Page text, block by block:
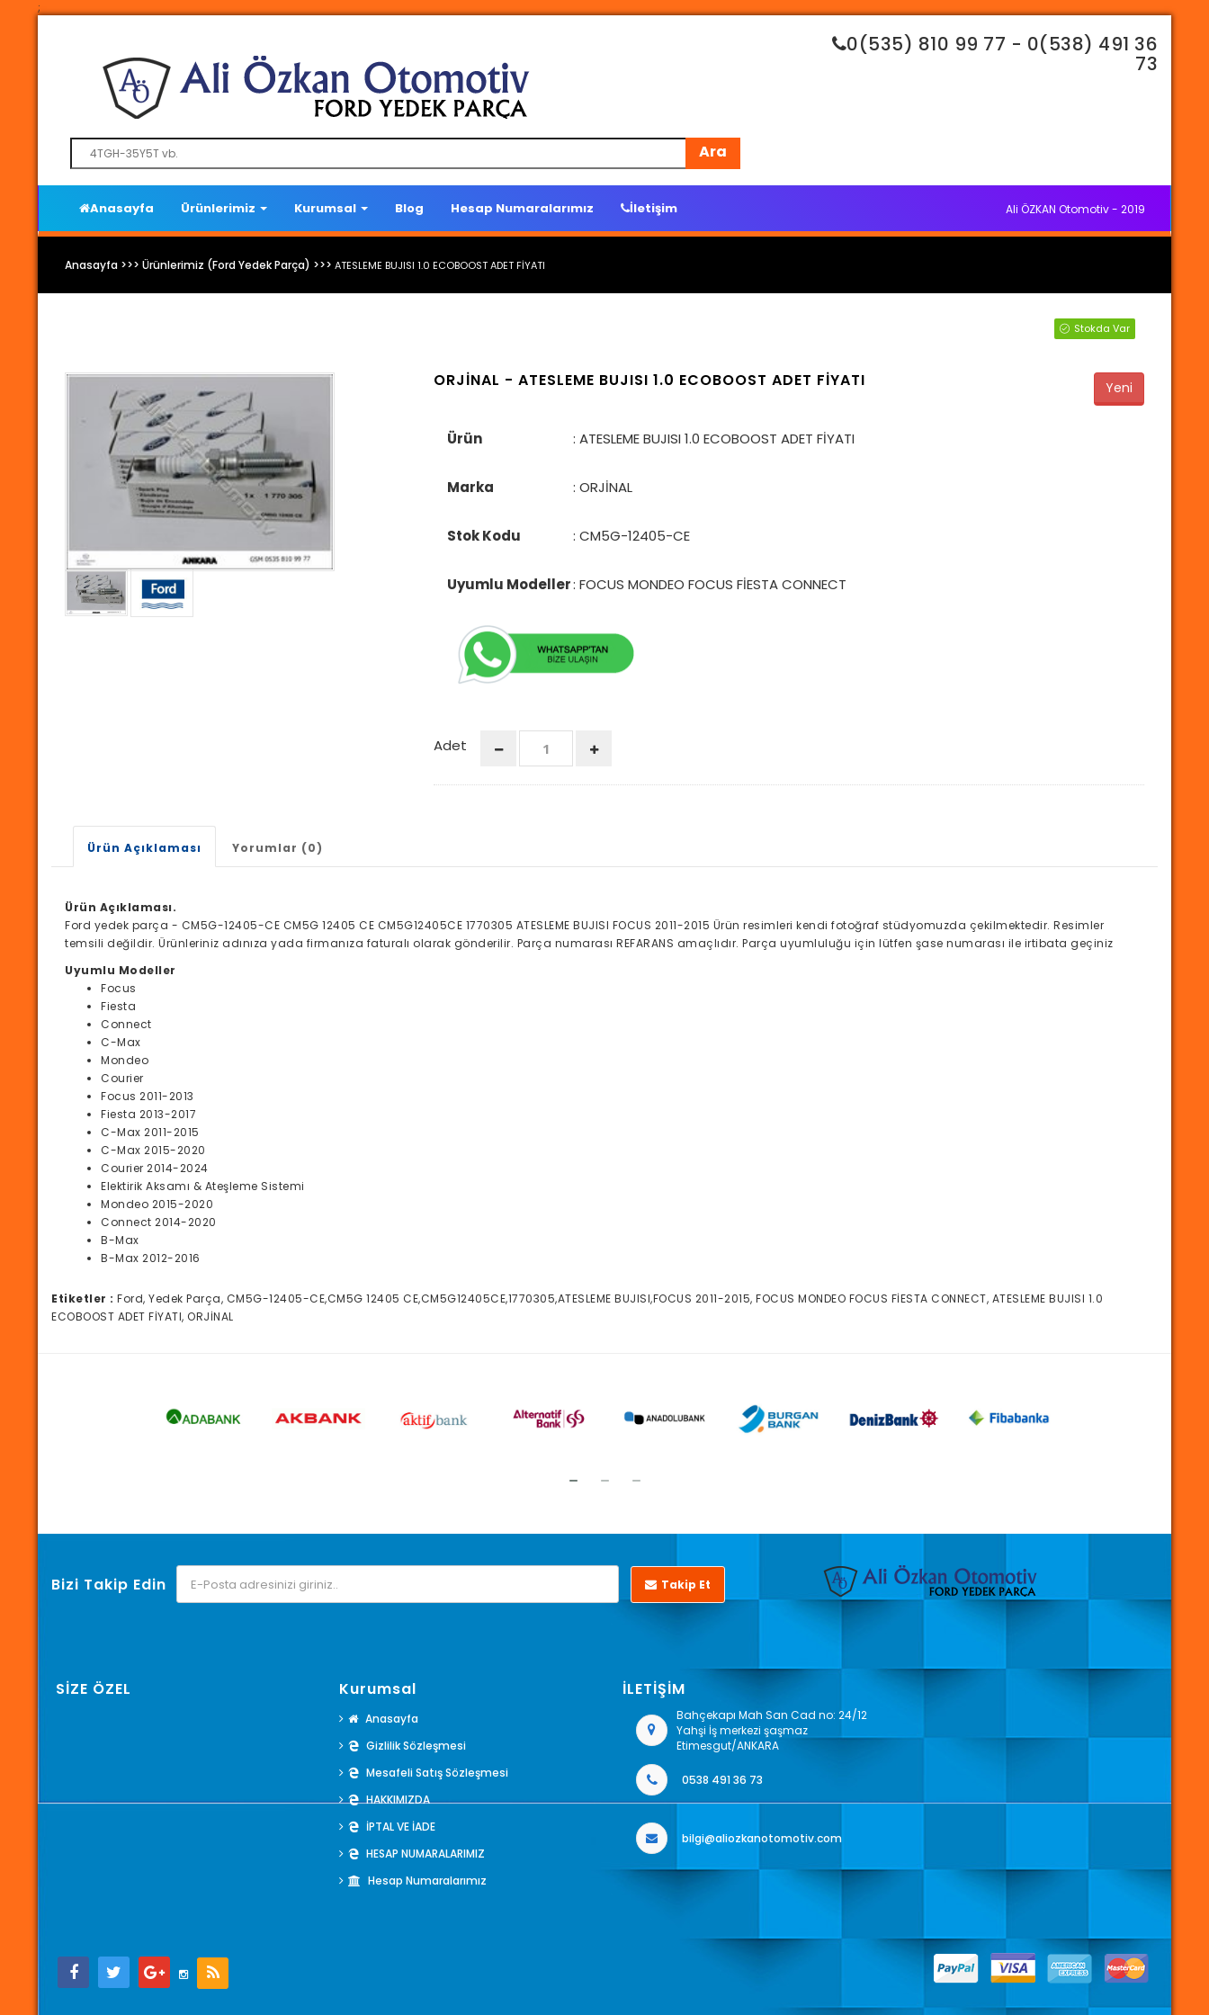
;
0(535) 810 99 77 - 0(538) 491 36
73
Ara
Anasayfa Ürünlerimiz Kurumsal Blog Hesap Numaralarımız İletişim Ali ÖZKAN Otomotiv - 2019
Anasayfa >>> Ürünlerimiz (Ford Yedek Parça) >>> ATESLEME BUJISI 1.0 ECOBOOST ADET FİYATI
Stokda Var
ORJİNAL - ATESLEME BUJISI 1.0 ECOBOOST ADET FİYATI Yeni
Ürün : ATESLEME BUJISI 1.0 ECOBOOST ADET FİYATI
Marka : ORJİNAL
Stok Kodu : CM5G-12405-CE
Uyumlu Modeller: FOCUS MONDEO FOCUS FİESTA CONNECT
Adet
Ürün Açıklaması Yorumlar (0)
Ürün Açıklaması.
Ford yedek parça - CM5G-12405-CE CM5G 12405 CE CM5G12405CE 1770305 ATESLEME BUJISI FOCUS 2011-2015 Ürün resimleri kendi fotoğraf stüdyomuzda çekilmektedir. Resimler
temsili değildir. Ürünleriniz adınıza yada firmanıza faturalı olarak gönderilir. Parça numarası REFARANS amaçlıdır. Parça uyumluluğu için lütfen şase numarası ile irtibata geçiniz
Uyumlu Modeller
Focus
Fiesta
Connect
C-Max
Mondeo
Courier
Focus 2011-2013
Fiesta 2013-2017
C-Max 2011-2015
C-Max 2015-2020
Courier 2014-2024
Elektirik Aksamı & Ateşleme Sistemi
Mondeo 2015-2020
Connect 2014-2020
B-Max
B-Max 2012-2016
Etiketler : Ford, Yedek Parça, CM5G-12405-CE,CM5G 12405 CE,CM5G12405CE,1770305,ATESLEME BUJISI,FOCUS 2011-2015, FOCUS MONDEO FOCUS FİESTA CONNECT, ATESLEME BUJISI 1.0
ECOBOOST ADET FİYATI, ORJİNAL
Bizi Takip Edin Takip Et
SİZE ÖZEL Kurumsal
Anasayfa
Gizlilik Sözleşmesi
Mesafeli Satış Sözleşmesi
HAKKIMIZDA
İPTAL VE İADE
HESAP NUMARALARIMIZ
Hesap Numaralarımız
İLETİŞİM
Bahçekapı Mah San Cad no: 24/12
Yahşi İş merkezi şaşmaz
Etimesgut/ANKARA
0538 491 36 73
bilgi@aliozkanotomotiv.com